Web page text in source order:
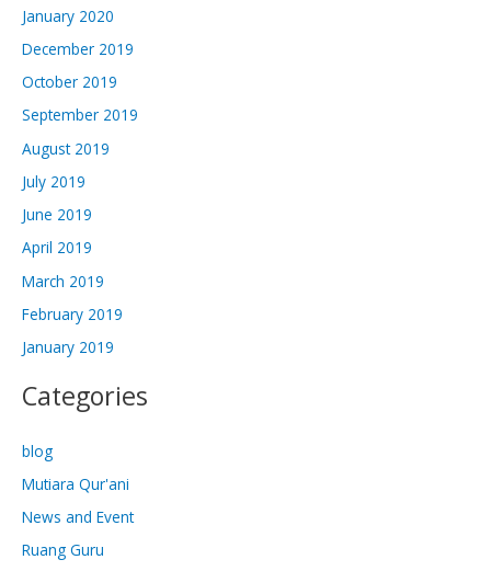
January 2020
December 2019
October 2019
September 2019
August 2019
July 2019
June 2019
April 2019
March 2019
February 2019
January 2019
Categories
blog
Mutiara Qur'ani
News and Event
Ruang Guru